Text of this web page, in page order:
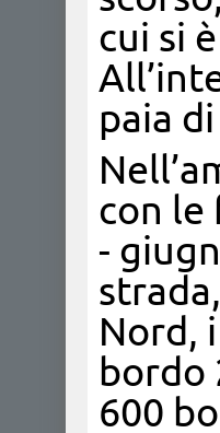
cui si
paia
con le
-
Nord,
bordo
600